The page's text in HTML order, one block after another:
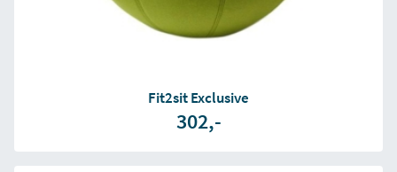
Fit2sit Exclusive
302,-